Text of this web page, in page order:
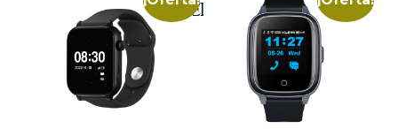
QUIZÁS TE PUEDA INTERESAR